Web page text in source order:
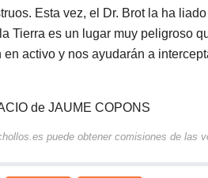
Esta vez, el Dr. Brot la ha
Tierra es un lugar muy peligroso
activo y nos ayudarán a
de JAUME COPONS
puede obtener comisiones de las